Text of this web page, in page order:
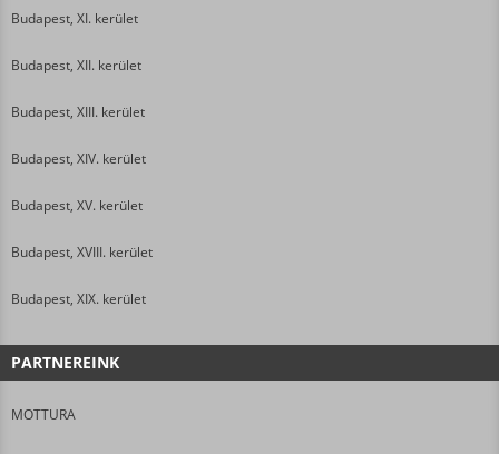
Budapest, XI. kerület
Budapest, XII. kerület
Budapest, XIII. kerület
Budapest, XIV. kerület
Budapest, XV. kerület
Budapest, XVIII. kerület
Budapest, XIX. kerület
PARTNEREINK
MOTTURA